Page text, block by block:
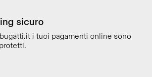
sicuro
i tuoi pagamenti online sono